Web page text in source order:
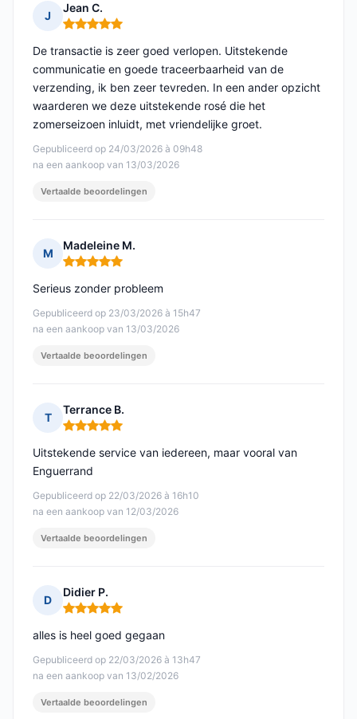
J
Jean C.
Opmerking: 5 van 5
Gepubliceerd op 24/03/2026 à 09h48
na een aankoop van 13/03/2026
De transactie is zeer goed verlopen. Uitstekende
communicatie en goede traceerbaarheid van de
verzending, ik ben zeer tevreden. In een ander opzicht
waarderen we deze uitstekende rosé die het
zomerseizoen inluidt, met vriendelijke groet.
Vertaalde beoordelingen
M
Madeleine M.
Opmerking: 5 van 5
Gepubliceerd op 23/03/2026 à 15h47
na een aankoop van 13/03/2026
Serieus zonder probleem
Vertaalde beoordelingen
T
Terrance B.
Opmerking: 5 van 5
Gepubliceerd op 22/03/2026 à 16h10
na een aankoop van 12/03/2026
Uitstekende service van iedereen, maar vooral van
Enguerrand
Vertaalde beoordelingen
D
Didier P.
Opmerking: 5 van 5
Gepubliceerd op 22/03/2026 à 13h47
na een aankoop van 13/02/2026
alles is heel goed gegaan
Vertaalde beoordelingen